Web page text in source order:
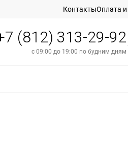
КонтактыОплата и
(812) 313-29-92
с 09:00 до 19:00 по будним дням